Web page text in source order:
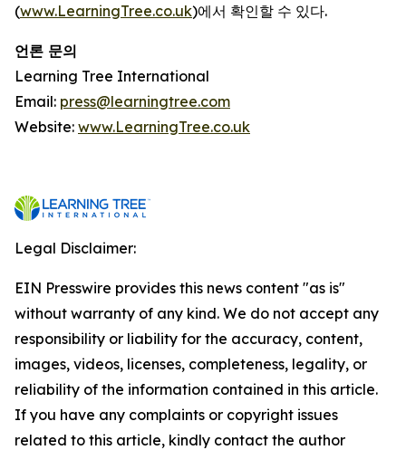
(www.LearningTree.co.uk)에서 확인할 수 있다.
언론 문의
Learning Tree International
Email: press@learningtree.com
Website: www.LearningTree.co.uk
Legal Disclaimer:
EIN Presswire provides this news content "as is"
without warranty of any kind. We do not accept any
responsibility or liability for the accuracy, content,
images, videos, licenses, completeness, legality, or
reliability of the information contained in this article.
If you have any complaints or copyright issues
related to this article, kindly contact the author